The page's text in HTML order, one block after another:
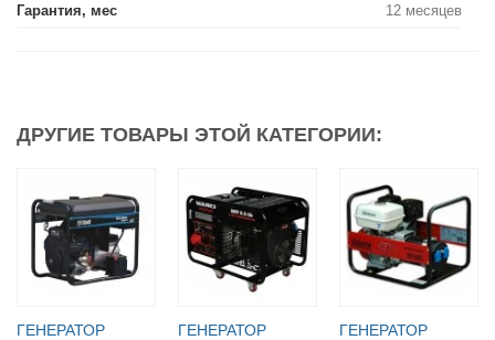
Гарантия, мес 12 месяцев
ДРУГИЕ ТОВАРЫ ЭТОЙ КАТЕГОРИИ:
ГЕНЕРАТОР
ГЕНЕРАТОР
ГЕНЕРАТОР